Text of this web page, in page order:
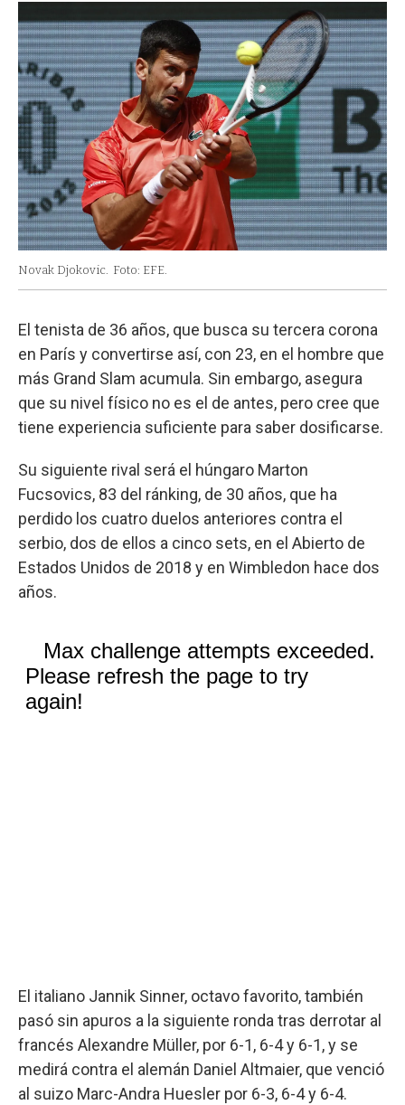
Novak Djokovic. Foto: EFE.
El tenista de 36 años, que busca su tercera corona
en París y convertirse así, con 23, en el hombre que
más Grand Slam acumula. Sin embargo, asegura
que su nivel físico no es el de antes, pero cree que
tiene experiencia suficiente para saber dosificarse.
Su siguiente rival será el húngaro Marton
Fucsovics, 83 del ránking, de 30 años, que ha
perdido los cuatro duelos anteriores contra el
serbio, dos de ellos a cinco sets, en el Abierto de
Estados Unidos de 2018 y en Wimbledon hace dos
años.
El italiano Jannik Sinner, octavo favorito, también
pasó sin apuros a la siguiente ronda tras derrotar al
francés Alexandre Müller, por 6-1, 6-4 y 6-1, y se
medirá contra el alemán Daniel Altmaier, que venció
al suizo Marc-Andra Huesler por 6-3, 6-4 y 6-4.